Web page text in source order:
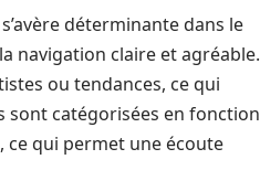
déterminante dans le
navigation claire et agréable.
ou tendances, ce qui
sont catégorisées en fonction
ce qui permet une écoute